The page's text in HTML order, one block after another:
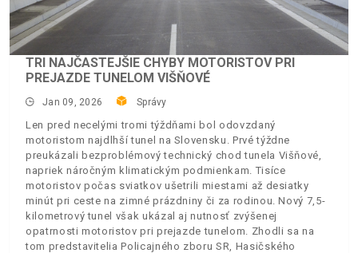
TRI NAJČASTEJŠIE CHYBY MOTORISTOV PRI
PREJAZDE TUNELOM VIŠŇOVÉ
Jan 09, 2026 Správy
Len pred necelými tromi týždňami bol odovzdaný
motoristom najdlhší tunel na Slovensku. Prvé týždne
preukázali bezproblémový technický chod tunela Višňové,
napriek náročným klimatickým podmienkam. Tisíce
motoristov počas sviatkov ušetrili miestami až desiatky
minút pri ceste na zimné prázdniny či za rodinou. Nový 7,5-
kilometrový tunel však ukázal aj nutnosť zvýšenej
opatrnosti motoristov pri prejazde tunelom. Zhodli sa na
tom predstavitelia Policajného zboru SR, Hasičského